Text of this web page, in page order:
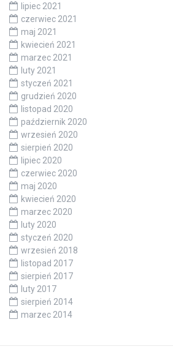
lipiec 2021
czerwiec 2021
maj 2021
kwiecień 2021
marzec 2021
luty 2021
styczeń 2021
grudzień 2020
listopad 2020
październik 2020
wrzesień 2020
sierpień 2020
lipiec 2020
czerwiec 2020
maj 2020
kwiecień 2020
marzec 2020
luty 2020
styczeń 2020
wrzesień 2018
listopad 2017
sierpień 2017
luty 2017
sierpień 2014
marzec 2014